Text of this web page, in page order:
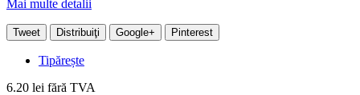
Mai multe detalii
Tweet Distribuiţi Google+ Pinterest
Tipărește
6.20 lei fără TVA